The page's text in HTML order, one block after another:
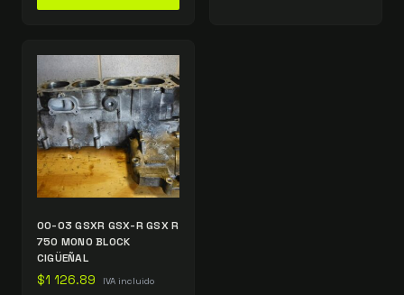
00-03 GSXR GSX-R GSX R
750 MONO BLOCK
CIGÜEÑAL
$1 126.89 IVA incluido